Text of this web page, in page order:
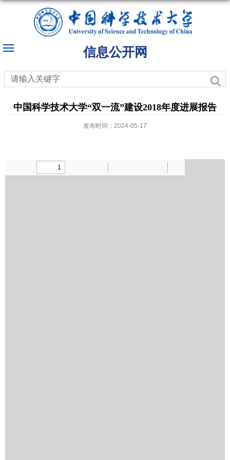
信息公开网
中国科学技术大学“双一流”建设2018年度进展报告
发布时间：2024-05-17